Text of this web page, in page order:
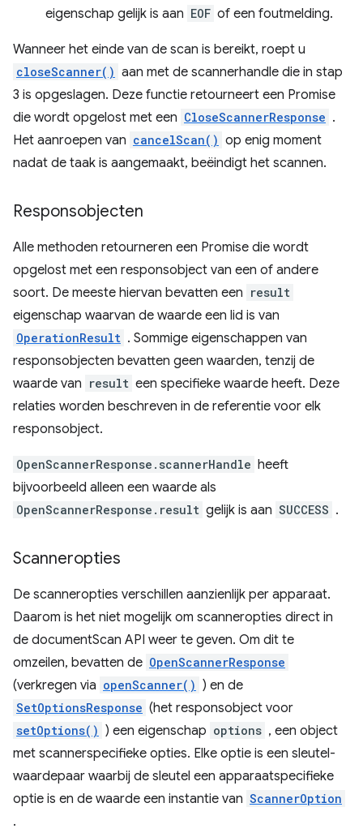
eigenschap gelijk is aan EOF of een foutmelding.
Wanneer het einde van de scan is bereikt, roept u
closeScanner() aan met de scannerhandle die in stap
3 is opgeslagen. Deze functie retourneert een Promise
die wordt opgelost met een CloseScannerResponse .
Het aanroepen van cancelScan() op enig moment
nadat de taak is aangemaakt, beëindigt het scannen.
Responsobjecten
Alle methoden retourneren een Promise die wordt
opgelost met een responsobject van een of andere
soort. De meeste hiervan bevatten een result
eigenschap waarvan de waarde een lid is van
OperationResult . Sommige eigenschappen van
responsobjecten bevatten geen waarden, tenzij de
waarde van result een specifieke waarde heeft. Deze
relaties worden beschreven in de referentie voor elk
responsobject.
OpenScannerResponse.scannerHandle heeft
bijvoorbeeld alleen een waarde als
OpenScannerResponse.result gelijk is aan SUCCESS .
Scanneropties
De scanneropties verschillen aanzienlijk per apparaat.
Daarom is het niet mogelijk om scanneropties direct in
de documentScan API weer te geven. Om dit te
omzeilen, bevatten de OpenScannerResponse
(verkregen via openScanner() ) en de
SetOptionsResponse (het responsobject voor
setOptions() ) een eigenschap options , een object
met scannerspecifieke opties. Elke optie is een sleutel-
waardepaar waarbij de sleutel een apparaatspecifieke
optie is en de waarde een instantie van ScannerOption
.